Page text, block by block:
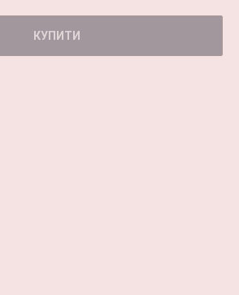
КУПИТИ